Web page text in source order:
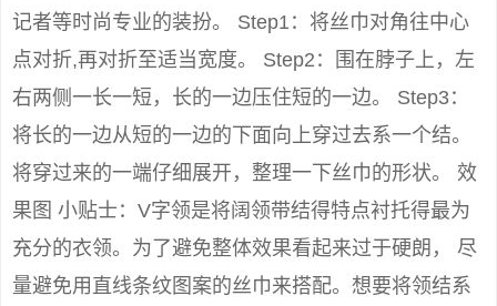
记者等时尚专业的装扮。 Step1：将丝巾对角往中心
点对折,再对折至适当宽度。 Step2：围在脖子上，左
右两侧一长一短，长的一边压住短的一边。 Step3：
将长的一边从短的一边的下面向上穿过去系一个结。
将穿过来的一端仔细展开，整理一下丝巾的形状。 效
果图 小贴士：V字领是将阔领带结得特点衬托得最为
充分的衣领。为了避免整体效果看起来过于硬朗， 尽
量避免用直线条纹图案的丝巾来搭配。想要将领结系